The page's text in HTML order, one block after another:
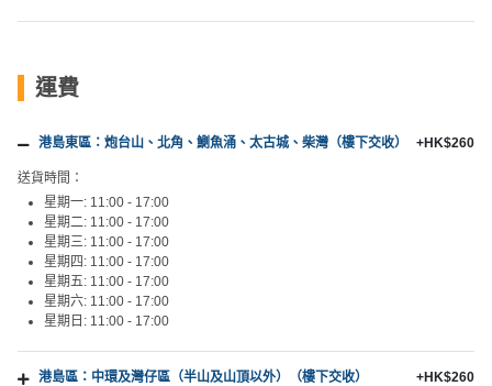
運費
港島東區：炮台山、北角、鰂魚涌、太古城、柴灣（樓下交收） +HK$260
送貨時間：
星期一: 11:00 - 17:00
星期二: 11:00 - 17:00
星期三: 11:00 - 17:00
星期四: 11:00 - 17:00
星期五: 11:00 - 17:00
星期六: 11:00 - 17:00
星期日: 11:00 - 17:00
港島區：中環及灣仔區（半山及山頂以外）（樓下交收） +HK$260